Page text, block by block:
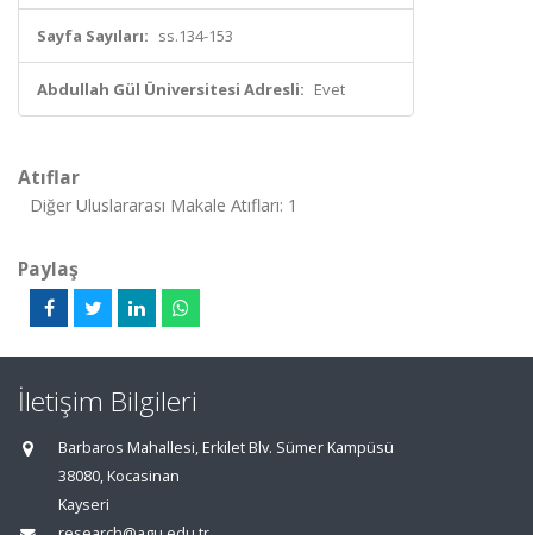
Sayfa Sayıları: ss.134-153
Abdullah Gül Üniversitesi Adresli: Evet
Atıflar
Diğer Uluslararası Makale Atıfları: 1
Paylaş
İletişim Bilgileri
Barbaros Mahallesi, Erkilet Blv. Sümer Kampüsü
38080, Kocasinan
Kayseri